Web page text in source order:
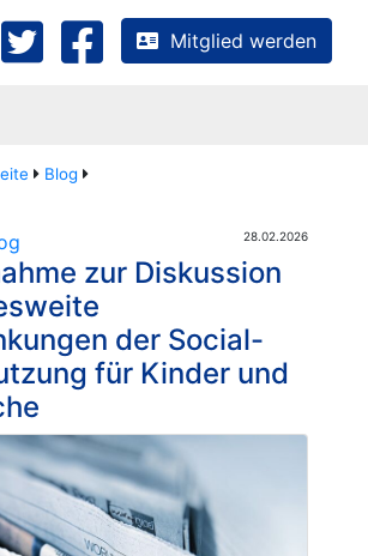
Mitglied werden
Blog
28.02.2026
zur Diskussion
der Social-
für Kinder und